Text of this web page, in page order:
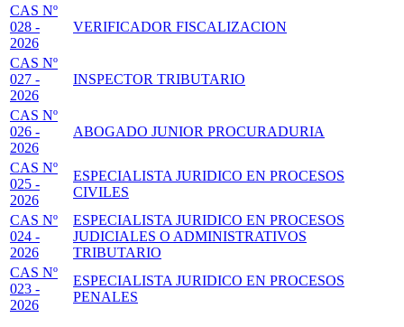
CAS Nº
028 -
2026
VERIFICADOR FISCALIZACION
CAS Nº
027 -
2026
INSPECTOR TRIBUTARIO
CAS Nº
026 -
2026
ABOGADO JUNIOR PROCURADURIA
CAS Nº
025 -
2026
ESPECIALISTA JURIDICO EN PROCESOS
CIVILES
CAS Nº
024 -
2026
ESPECIALISTA JURIDICO EN PROCESOS
JUDICIALES O ADMINISTRATIVOS
TRIBUTARIO
CAS Nº
023 -
2026
ESPECIALISTA JURIDICO EN PROCESOS
PENALES